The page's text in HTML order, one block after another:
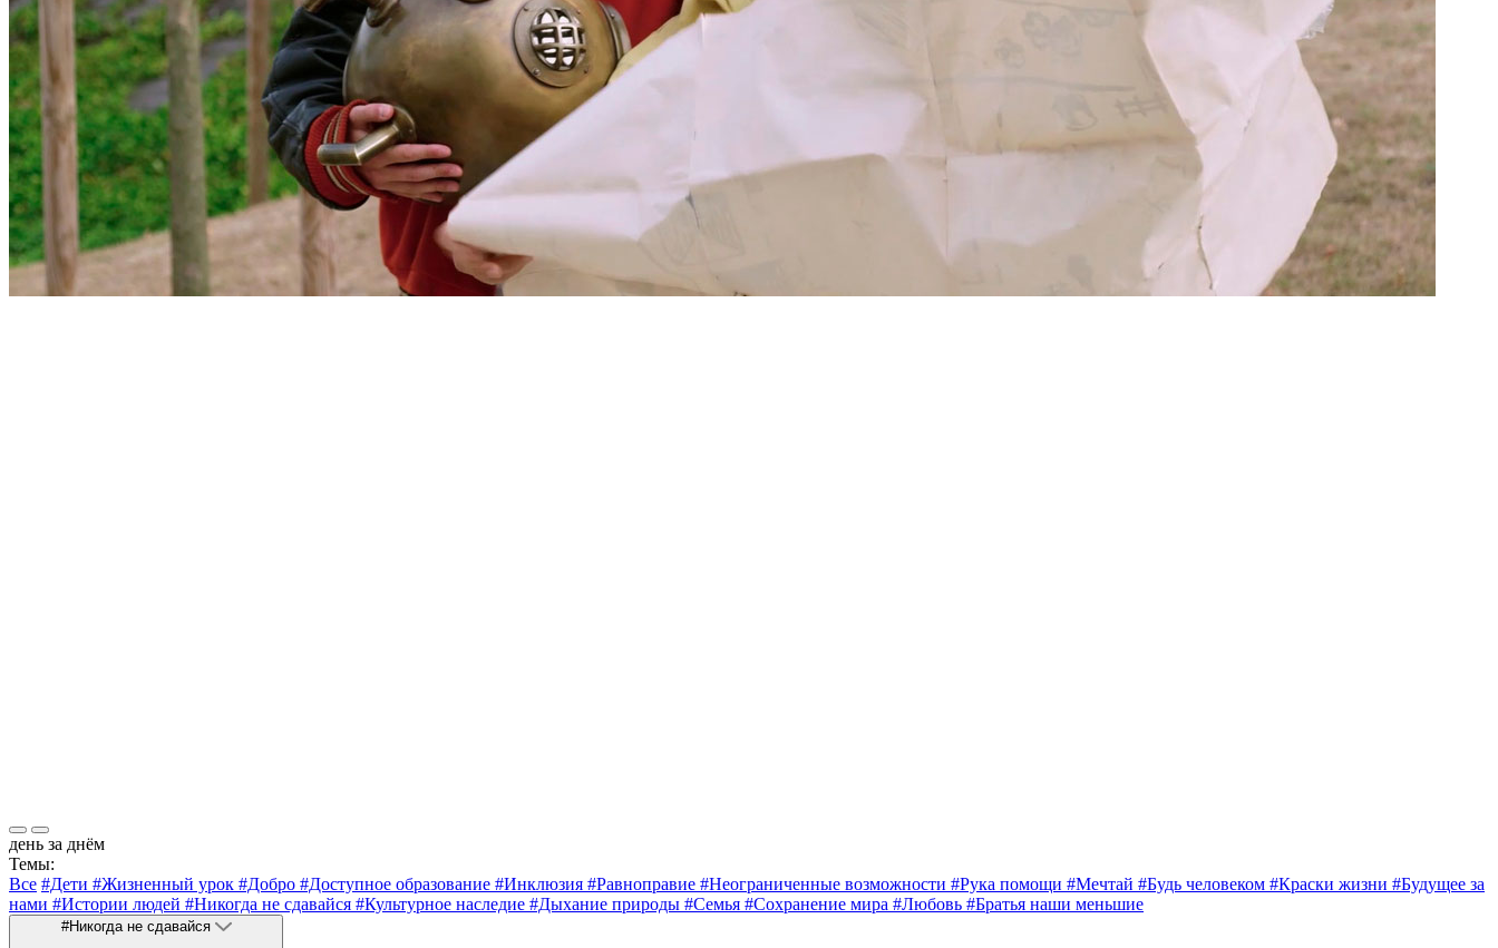
день за днём
Темы:
Все #Дети #Жизненный урок #Добро #Доступное образование #Инклюзия #Равноправие #Неограниченные возможности #Рука помощи #Мечтай #Будь человеком #Краски жизни #Будущее за
нами #Истории людей #Никогда не сдавайся #Культурное наследие #Дыхание природы #Семья #Сохранение мира #Любовь #Братья наши меньшие
#Никогда не сдавайся